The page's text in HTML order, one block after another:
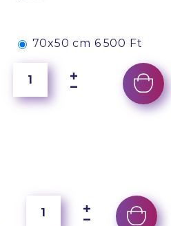
70x50 cm 6 500 Ft